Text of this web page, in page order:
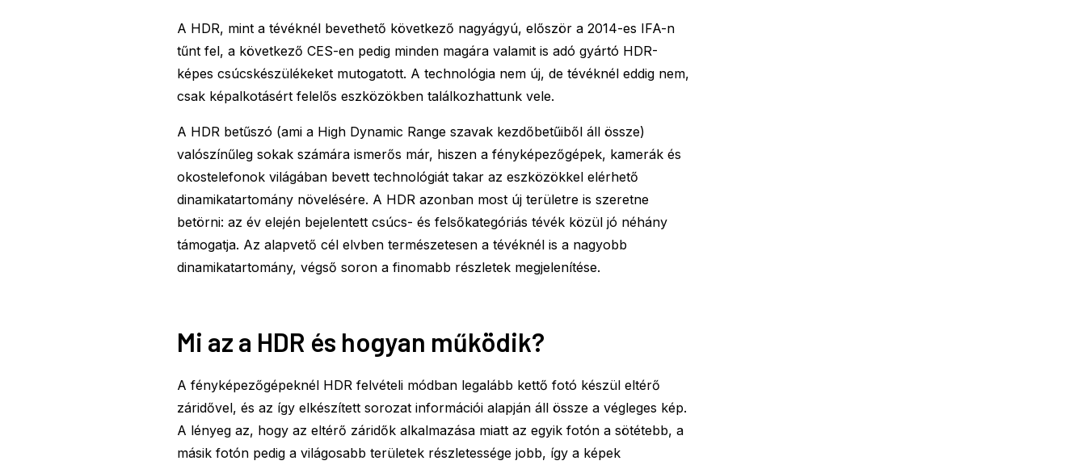
A HDR, mint a tévéknél bevethető következő nagyágyú, először a 2014-es IFA-n
tűnt fel, a következő CES-en pedig minden magára valamit is adó gyártó HDR-
képes csúcskészülékeket mutogatott. A technológia nem új, de tévéknél eddig nem,
csak képalkotásért felelős eszközökben találkozhattunk vele.
A HDR betűszó (ami a High Dynamic Range szavak kezdőbetűiből áll össze)
valószínűleg sokak számára ismerős már, hiszen a fényképezőgépek, kamerák és
okostelefonok világában bevett technológiát takar az eszközökkel elérhető
dinamikatartomány növelésére. A HDR azonban most új területre is szeretne
betörni: az év elején bejelentett csúcs- és felsőkategóriás tévék közül jó néhány
támogatja. Az alapvető cél elvben természetesen a tévéknél is a nagyobb
dinamikatartomány, végső soron a finomabb részletek megjelenítése.
Mi az a HDR és hogyan működik?
A fényképezőgépeknél HDR felvételi módban legalább kettő fotó készül eltérő
záridővel, és az így elkészített sorozat információi alapján áll össze a végleges kép.
A lényeg az, hogy az eltérő záridők alkalmazása miatt az egyik fotón a sötétebb, a
másik fotón pedig a világosabb területek részletessége jobb, így a képek